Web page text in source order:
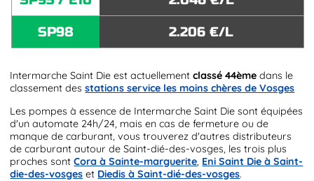
SP98
2.206 €/L
Intermarche Saint Die est actuellementclassé 44ème dans le
classement desstations service les moins chères de Vosges
Les pompes à essence de Intermarche Saint Die sont équipées
d'un automate 24h/24, mais en cas de fermeture ou de
manque de carburant, vous trouverez d'autres distributeurs
de carburant autour de Saint-dié-des-vosges, les trois plus
proches sontCora à Sainte-marguerite, Eni Saint Die à Saint-
die-des-vosges et Diedis à Saint-dié-des-vosges.